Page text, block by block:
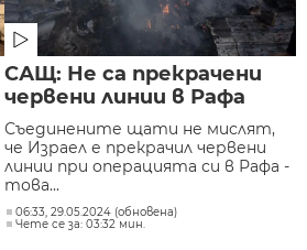
САЩ: Не са прекрачени
червени линии в Рафа
Съединените щати не мислят,
че Израел е прекрачил червени
линии при операцията си в Рафа -
това...
06:33, 29.05.2024 (обновена)
Чете се за: 03:32 мин.